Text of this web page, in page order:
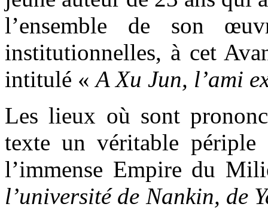
l’ensemble de son
institutionnelles, à cet
intitulé «A Xu Jun, l’ami
Les lieux où sont
texte un véritable périple
l’immense Empire du
l’université de Nankin, de